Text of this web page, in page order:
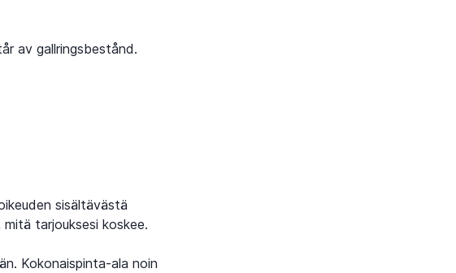
av gallringsbestånd.
sisältävästä
tarjouksesi koskee.
Kokonaispinta-ala noin